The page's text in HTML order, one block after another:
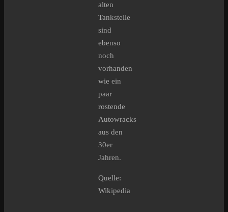
alten
Tankstelle
sind
ebenso
noch
vorhanden
wie ein
paar
rostende
Autowracks
aus den
30er
Jahren.
Quelle:
Wikipedia